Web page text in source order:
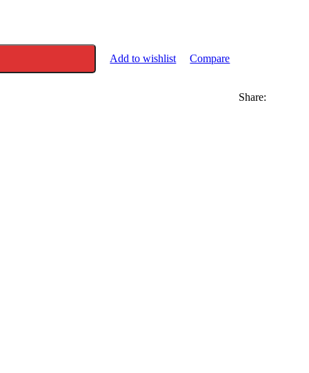
Add to wishlist Compare
Share: